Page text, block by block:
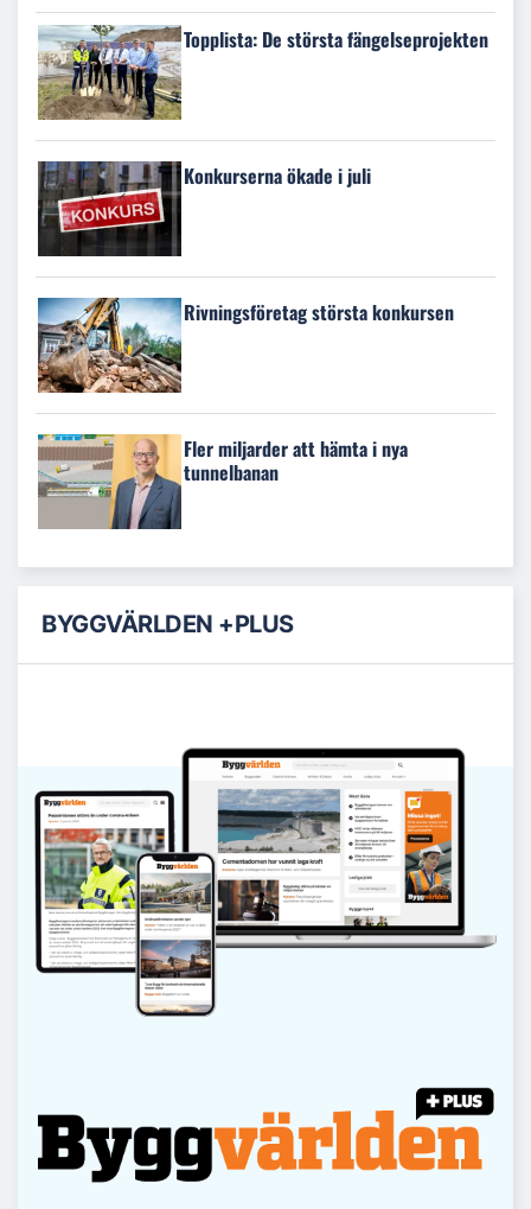
Topplista: De största fängelseprojekten
Konkurserna ökade i juli
Rivningsföretag största konkursen
Fler miljarder att hämta i nya
tunnelbanan
BYGGVÄRLDEN +PLUS